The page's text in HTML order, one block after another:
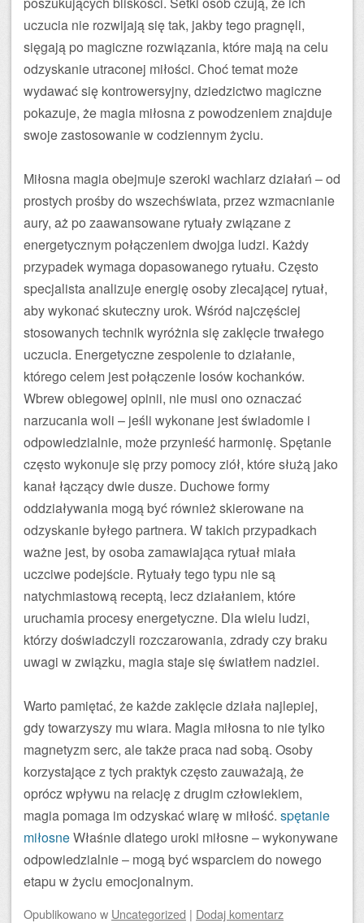
uczucia nie rozwijają się tak, jakby tego pragnęli,
sięgają po magiczne rozwiązania, które mają na celu
odzyskanie utraconej miłości. Choć temat może
wydawać się kontrowersyjny, dziedzictwo magiczne
pokazuje, że magia miłosna z powodzeniem znajduje
swoje zastosowanie w codziennym życiu.
Miłosna magia obejmuje szeroki wachlarz działań – od
prostych prośby do wszechświata, przez wzmacnianie
aury, aż po zaawansowane rytuały związane z
energetycznym połączeniem dwojga ludzi. Każdy
przypadek wymaga dopasowanego rytuału. Często
specjalista analizuje energię osoby zlecającej rytuał,
aby wykonać skuteczny urok. Wśród najczęściej
stosowanych technik wyróżnia się zaklęcie trwałego
uczucia. Energetyczne zespolenie to działanie,
którego celem jest połączenie losów kochanków.
Wbrew obiegowej opinii, nie musi ono oznaczać
narzucania woli – jeśli wykonane jest świadomie i
odpowiedzialnie, może przynieść harmonię. Spętanie
często wykonuje się przy pomocy ziół, które służą jako
kanał łączący dwie dusze. Duchowe formy
oddziaływania mogą być również skierowane na
odzyskanie byłego partnera. W takich przypadkach
ważne jest, by osoba zamawiająca rytuał miała
uczciwe podejście. Rytuały tego typu nie są
natychmiastową receptą, lecz działaniem, które
uruchamia procesy energetyczne. Dla wielu ludzi,
którzy doświadczyli rozczarowania, zdrady czy braku
uwagi w związku, magia staje się światłem nadziei.
Warto pamiętać, że każde zaklęcie działa najlepiej,
gdy towarzyszy mu wiara. Magia miłosna to nie tylko
magnetyzm serc, ale także praca nad sobą. Osoby
korzystające z tych praktyk często zauważają, że
oprócz wpływu na relację z drugim człowiekiem,
magia pomaga im odzyskać wiarę w miłość. spętanie
miłosneWłaśnie dlatego uroki miłosne – wykonywane
odpowiedzialnie – mogą być wsparciem do nowego
etapu w życiu emocjonalnym.
Opublikowanow Uncategorized | Dodaj komentarz